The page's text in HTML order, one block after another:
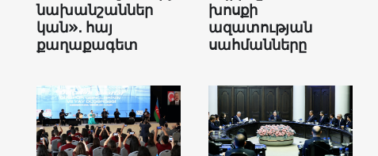
նախանշաններ
կան»․ հայ
քաղաքագետ
խոսքի
ազատության
սահմանները